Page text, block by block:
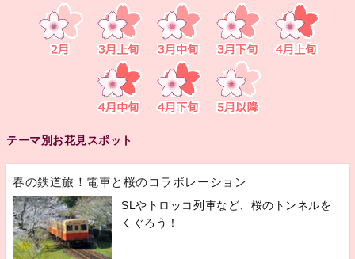
テーマ別お花見スポット
春の鉄道旅！電車と桜のコラボレーション
SLやトロッコ列車など、桜のトンネルを
くぐろう！